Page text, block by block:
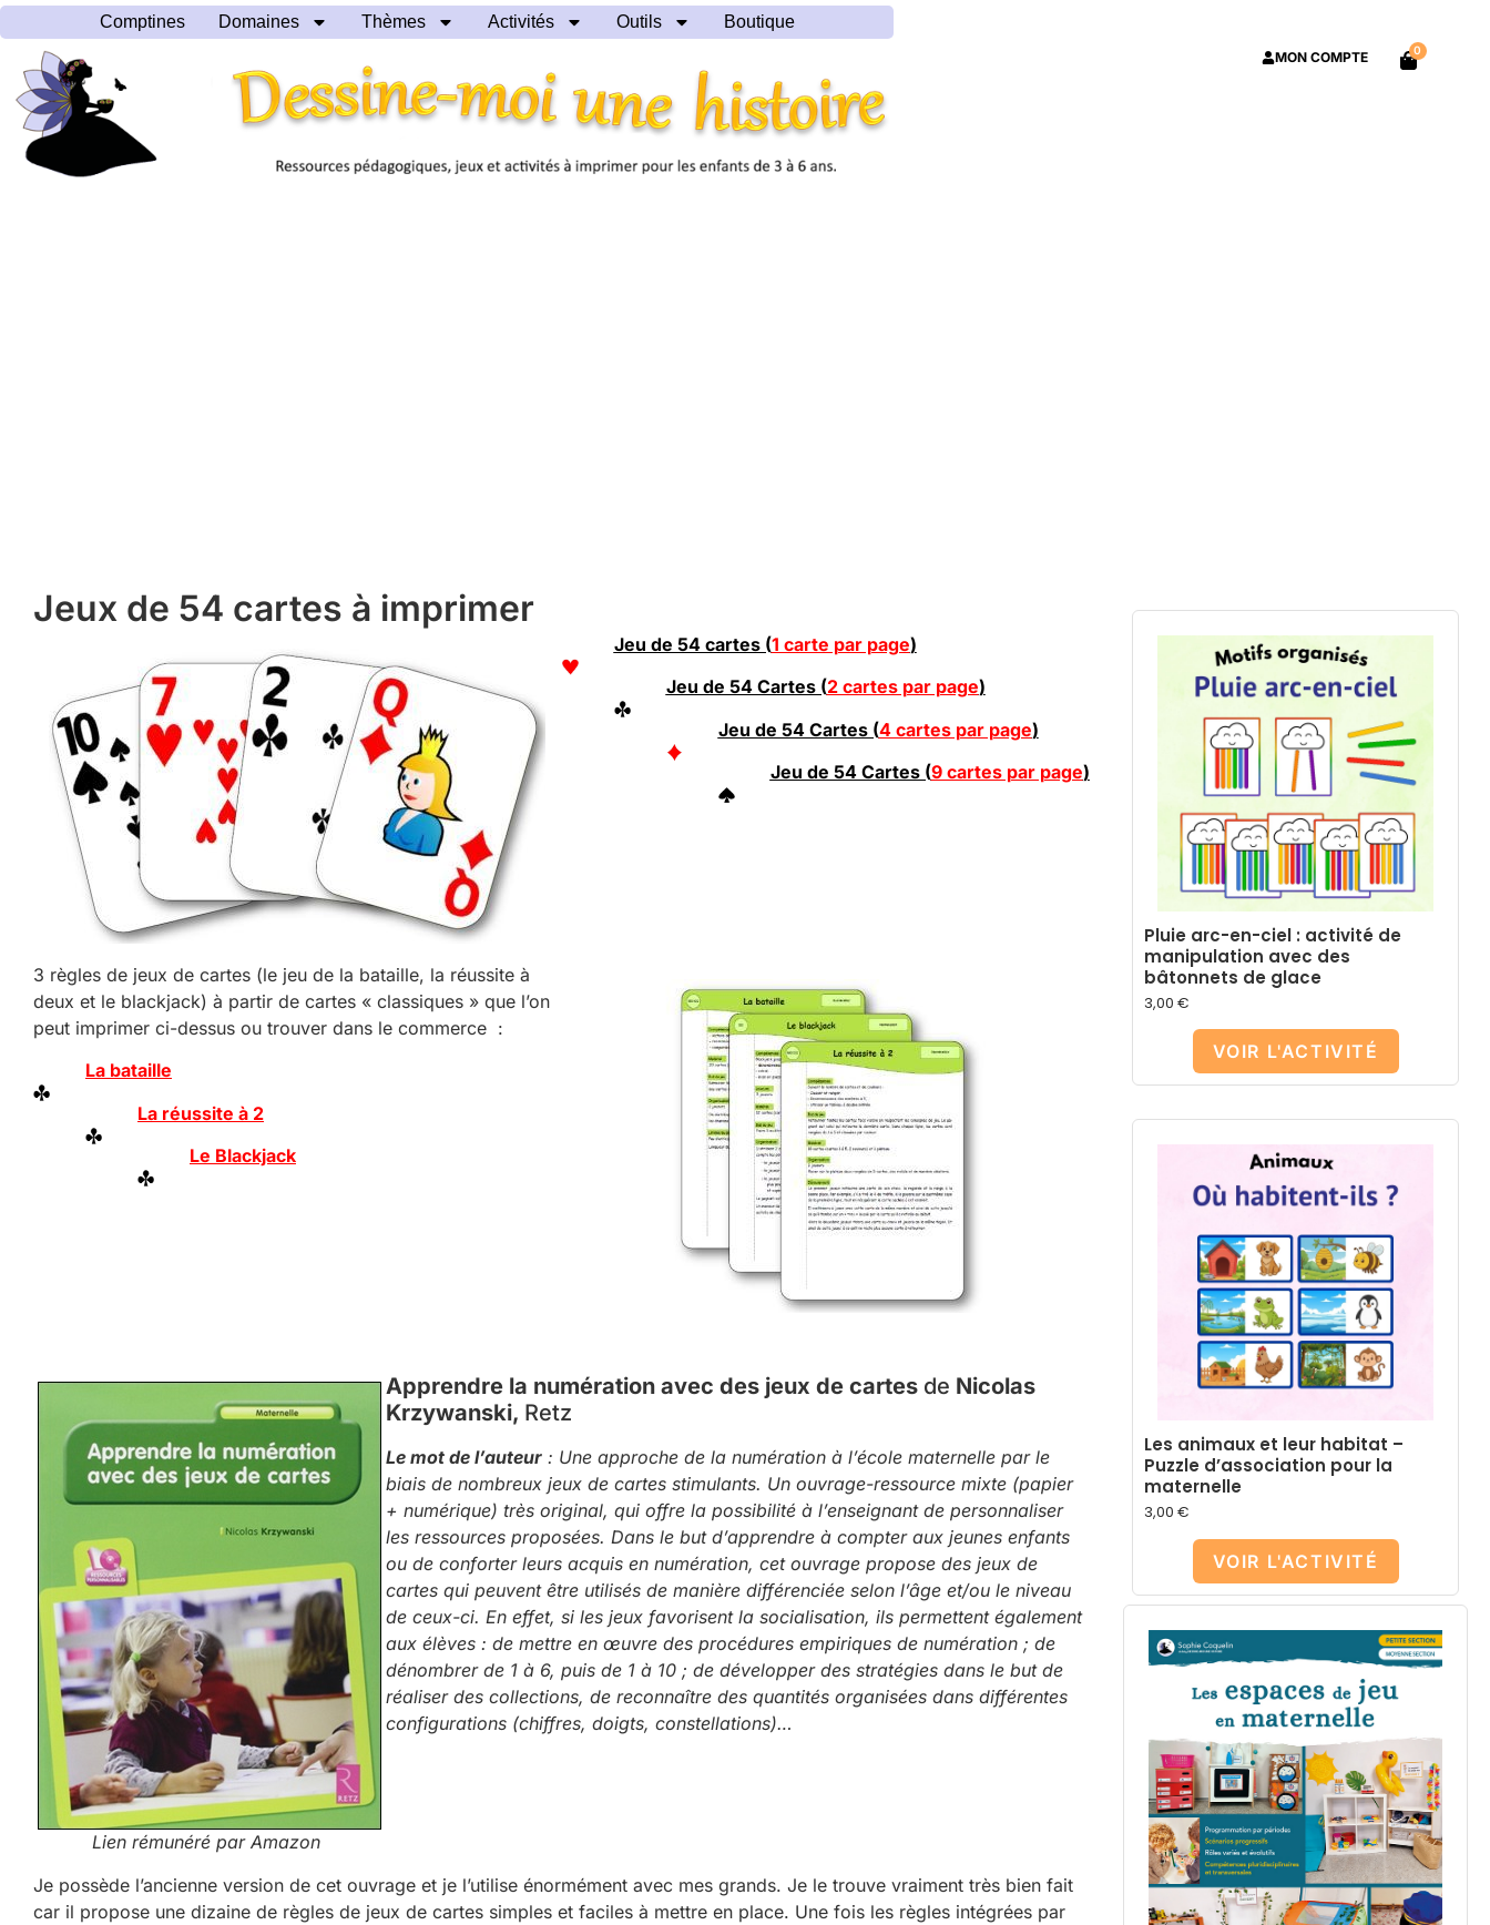
MON COMPTE 0
Comptines Domaines Thèmes Activités Outils Boutique
Jeux de 54 cartes à imprimer
Jeu de 54 cartes (1 carte par page)
Jeu de 54 Cartes (2 cartes par page)
Jeu de 54 Cartes (4 cartes par page)
Jeu de 54 Cartes (9 cartes par page)
3 règles de jeux de cartes (le jeu de la bataille, la réussite à
deux et le blackjack) à partir de cartes « classiques » que l’on
peut imprimer ci-dessus ou trouver dans le commerce :
La bataille
La réussite à 2
Le Blackjack
Lien rémunéré par Amazon
Apprendre la numération avec des jeux de cartes de Nicolas
Krzywanski, Retz
Le mot de l’auteur: Une approche de la numération à l’école maternelle par le
biais de nombreux jeux de cartes stimulants. Un ouvrage-ressource mixte (papier
+ numérique) très original, qui offre la possibilité à l’enseignant de personnaliser
les ressources proposées. Dans le but d’apprendre à compter aux jeunes enfants
ou de conforter leurs acquis en numération, cet ouvrage propose des jeux de
cartes qui peuvent être utilisés de manière différenciée selon l’âge et/ou le niveau
de ceux-ci. En effet, si les jeux favorisent la socialisation, ils permettent également
aux élèves : de mettre en œuvre des procédures empiriques de numération ; de
dénombrer de 1 à 6, puis de 1 à 10 ; de développer des stratégies dans le but de
réaliser des collections, de reconnaître des quantités organisées dans différentes
configurations (chiffres, doigts, constellations)…
Je possède l’ancienne version de cet ouvrage et je l’utilise énormément avec mes grands. Je le trouve vraiment très bien fait
car il propose une dizaine de règles de jeux de cartes simples et faciles à mettre en place. Une fois les règles intégrées par
Pluie arc-en-ciel : activité de
manipulation avec des
bâtonnets de glace
3,00 €
VOIR L'ACTIVITÉ
Les animaux et leur habitat –
Puzzle d’association pour la
maternelle
3,00 €
VOIR L'ACTIVITÉ